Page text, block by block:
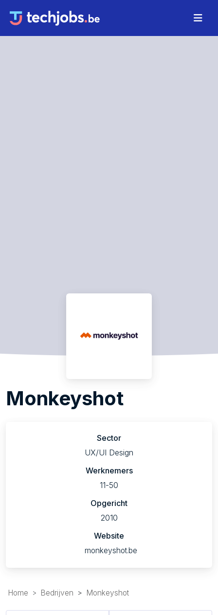
Monkeyshot
Sector
UX/UI Design
Werknemers
11-50
Opgericht
2010
Website
monkeyshot.be
Home Bedrijven Monkeyshot